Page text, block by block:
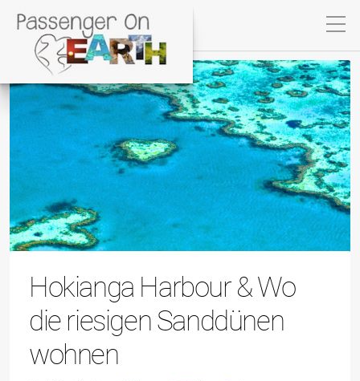
Hokianga Harbour & Wo
die riesigen Sanddünen
wohnen